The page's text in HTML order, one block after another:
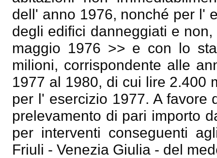
dell' anno 1976, nonché per l'
degli edifici danneggiati e
maggio 1976 >> e con lo
milioni, corrispondente alle
1977 al 1980, di cui lire 2.400
per l' esercizio 1977. A favore
prelevamento di pari importo
per interventi conseguenti
Friuli - Venezia Giulia - del